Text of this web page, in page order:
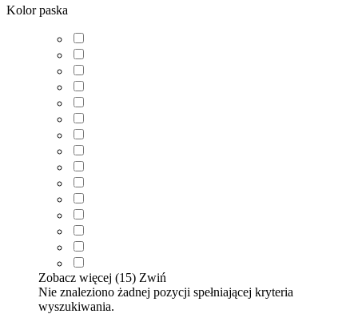
Kolor paska
Zobacz więcej (15) Zwiń
Nie znaleziono żadnej pozycji spełniającej kryteria
wyszukiwania.